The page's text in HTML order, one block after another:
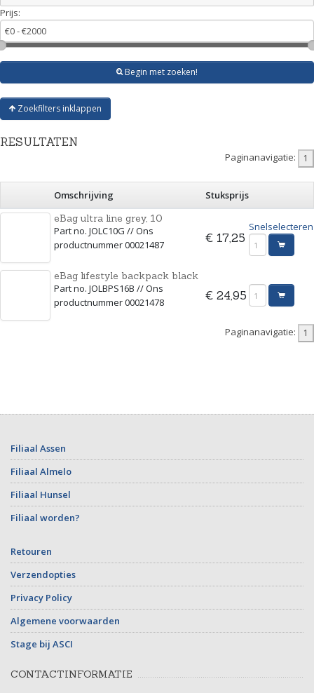
Prijs:
Begin met zoeken!
Zoekfilters inklappen
RESULTATEN
Paginanavigatie:
Omschrijving
Stuksprijs
eBag ultra line grey, 10
Part no. JOLC10G // Ons
productnummer 00021487
€ 17,25
Snelselecteren
eBag lifestyle backpack black
Part no. JOLBPS16B // Ons
productnummer 00021478
€ 24,95
Paginanavigatie:
Filiaal Assen
Filiaal Almelo
Filiaal Hunsel
Filiaal worden?
Retouren
Verzendopties
Privacy Policy
Algemene voorwaarden
Stage bij ASCI
CONTACTINFORMATIE